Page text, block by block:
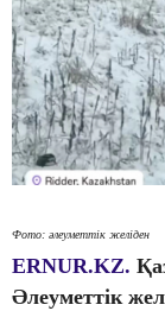
Фото: әлеуметтік желіден
ERNUR.KZ.
Әлеуметтік